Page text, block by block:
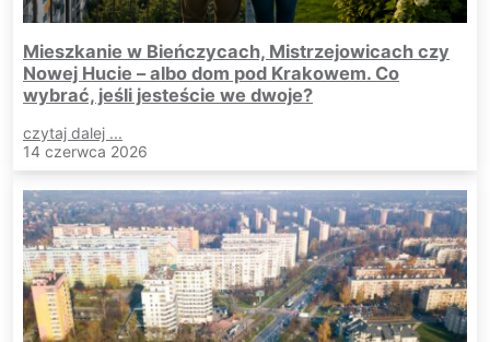
Mieszkanie w Bieńczycach, Mistrzejowicach czy
Nowej Hucie – albo dom pod Krakowem. Co
wybrać, jeśli jesteście we dwoje?
czytaj dalej ...
14 czerwca 2026